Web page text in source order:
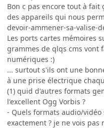
Bon c pas encore tout à
des appareils qui nous
devoir-ammener-sa-valise-
Les ports cartes mémoires
grammes de qlqs cms vont
numériques :)
... surtout s'ils ont une
à une prise électrique
(1) quid d'autres formats
l'excellent Ogg Vorbis ?
- Quels formats audio/
exactement ? je ne vois